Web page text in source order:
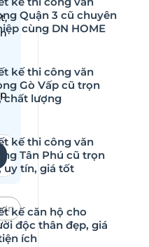
Quận 3 cũ chuyên
cùng DN HOME
kế thi công văn
Gò Vấp cũ trọn
chất lượng
kế thi công văn
Tân Phú cũ trọn
uy tín, giá tốt
kế căn hộ cho
độc thân đẹp, giá
ích